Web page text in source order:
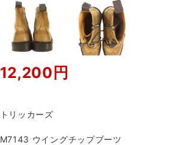
12,200円
トリッカーズ
M7143 ウイングチップブーツ